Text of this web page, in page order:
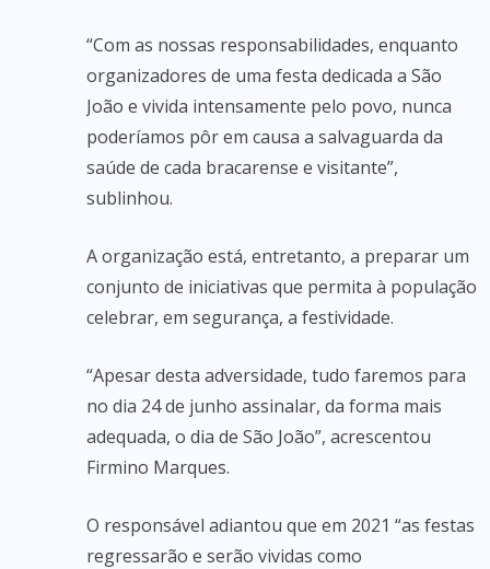
“Com as nossas responsabilidades, enquanto
organizadores de uma festa dedicada a São
João e vivida intensamente pelo povo, nunca
poderíamos pôr em causa a salvaguarda da
saúde de cada bracarense e visitante”,
sublinhou.
A organização está, entretanto, a preparar um
conjunto de iniciativas que permita à população
celebrar, em segurança, a festividade.
“Apesar desta adversidade, tudo faremos para
no dia 24 de junho assinalar, da forma mais
adequada, o dia de São João”, acrescentou
Firmino Marques.
O responsável adiantou que em 2021 “as festas
regressarão e serão vividas como